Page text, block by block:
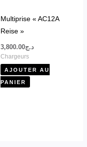
Multiprise « AC12A
Reise »
د.ج3,800.00
Chargeurs
AJOUTER AU
PANIER